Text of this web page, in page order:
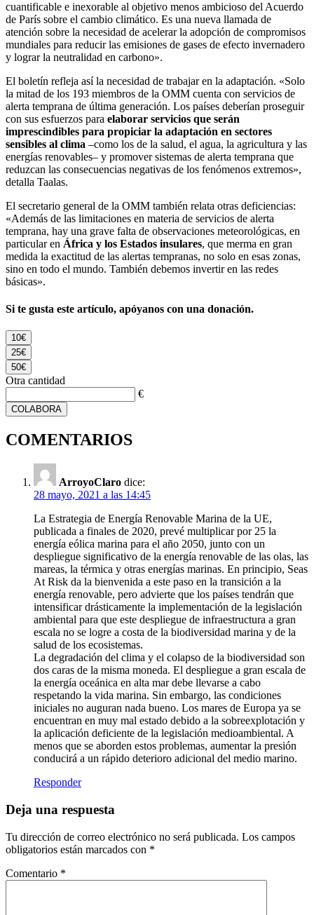
cuantificable e inexorable al objetivo menos ambicioso del Acuerdo
de París sobre el cambio climático. Es una nueva llamada de
atención sobre la necesidad de acelerar la adopción de compromisos
mundiales para reducir las emisiones de gases de efecto invernadero
y lograr la neutralidad en carbono».
El boletín refleja así la necesidad de trabajar en la adaptación. «Solo
la mitad de los 193 miembros de la OMM cuenta con servicios de
alerta temprana de última generación. Los países deberían proseguir
con sus esfuerzos para elaborar servicios que serán
imprescindibles para propiciar la adaptación en sectores
sensibles al clima –como los de la salud, el agua, la agricultura y las
energías renovables– y promover sistemas de alerta temprana que
reduzcan las consecuencias negativas de los fenómenos extremos»,
detalla Taalas.
El secretario general de la OMM también relata otras deficiencias:
«Además de las limitaciones en materia de servicios de alerta
temprana, hay una grave falta de observaciones meteorológicas, en
particular en África y los Estados insulares, que merma en gran
medida la exactitud de las alertas tempranas, no solo en esas zonas,
sino en todo el mundo. También debemos invertir en las redes
básicas».
Si te gusta este artículo, apóyanos con una donación.
10€
25€
50€
Otra cantidad
€
COLABORA
COMENTARIOS
ArroyoClaro dice:
28 mayo, 2021 a las 14:45
La Estrategia de Energía Renovable Marina de la UE,
publicada a finales de 2020, prevé multiplicar por 25 la
energía eólica marina para el año 2050, junto con un
despliegue significativo de la energía renovable de las olas, las
mareas, la térmica y otras energías marinas. En principio, Seas
At Risk da la bienvenida a este paso en la transición a la
energía renovable, pero advierte que los países tendrán que
intensificar drásticamente la implementación de la legislación
ambiental para que este despliegue de infraestructura a gran
escala no se logre a costa de la biodiversidad marina y de la
salud de los ecosistemas.
La degradación del clima y el colapso de la biodiversidad son
dos caras de la misma moneda. El despliegue a gran escala de
la energía oceánica en alta mar debe llevarse a cabo
respetando la vida marina. Sin embargo, las condiciones
iniciales no auguran nada bueno. Los mares de Europa ya se
encuentran en muy mal estado debido a la sobreexplotación y
la aplicación deficiente de la legislación medioambiental. A
menos que se aborden estos problemas, aumentar la presión
conducirá a un rápido deterioro adicional del medio marino.
Responder
Deja una respuesta
Tu dirección de correo electrónico no será publicada. Los campos
obligatorios están marcados con *
Comentario *